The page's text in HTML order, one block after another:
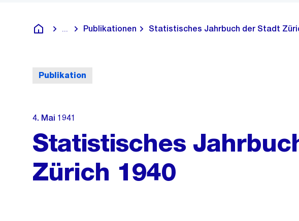
Deutsch
Blende alle Breadcrumbs ein
Publikationen Statistisches Jahrbuch der Stadt
Publikation
4. Mai 1941
Statistisches
Zürich 1940